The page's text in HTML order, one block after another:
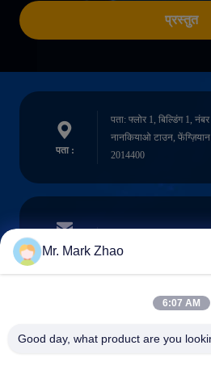
प्रस्तुत
पता :
पता: फ्लोर 1, बिल्डिंग 1,
नानकियाओ टाउन,
2014400
ईमेल
फ़ोन :
Mr. Mark Zhao
6:07 AM
Good day, what product are you